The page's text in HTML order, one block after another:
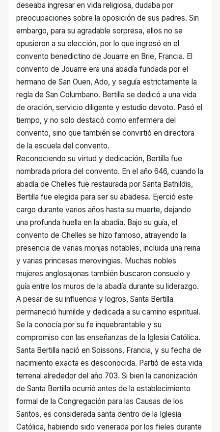
deseaba ingresar en vida religiosa, dudaba por
preocupaciones sobre la oposición de sus padres. Sin
embargo, para su agradable sorpresa, ellos no se
opusieron a su elección, por lo que ingresó en el
convento benedictino de Jouarre en Brie, Francia. El
convento de Jouarre era una abadía fundada por el
hermano de San Ouen, Ado, y seguía estrictamente la
regla de San Columbano. Bertilla se dedicó a una vida
de oración, servicio diligente y estudio devoto. Pasó el
tiempo, y no solo destacó como enfermera del
convento, sino que también se convirtió en directora
de la escuela del convento.
Reconociendo su virtud y dedicación, Bertilla fue
nombrada priora del convento. En el año 646, cuando la
abadía de Chelles fue restaurada por Santa Bathildis,
Bertilla fue elegida para ser su abadesa. Ejerció este
cargo durante varios años hasta su muerte, dejando
una profunda huella en la abadía. Bajo su guía, el
convento de Chelles se hizo famoso, atrayendo la
presencia de varias monjas notables, incluida una reina
y varias princesas merovingias. Muchas nobles
mujeres anglosajonas también buscaron consuelo y
guía entre los muros de la abadía durante su liderazgo.
A pesar de su influencia y logros, Santa Bertilla
permaneció humilde y dedicada a su camino espiritual.
Se la conocía por su fe inquebrantable y su
compromiso con las enseñanzas de la Iglesia Católica.
Santa Bertilla nació en Soissons, Francia, y su fecha de
nacimiento exacta es desconocida. Partió de esta vida
terrenal alrededor del año 703. Si bien la canonización
de Santa Bertilla ocurrió antes de la establecimiento
formal de la Congregación para las Causas de los
Santos, es considerada santa dentro de la Iglesia
Católica, habiendo sido venerada por los fieles durante